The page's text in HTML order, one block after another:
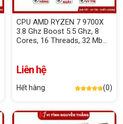
CPU AMD RYZEN 7 9700X
3.8 Ghz Boost 5.5 Ghz, 8
Cores, 16 Threads, 32 Mb
Liên hệ
Hết hàng (0)